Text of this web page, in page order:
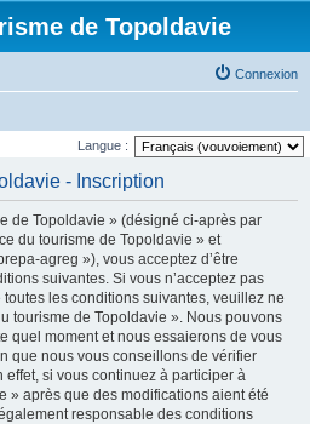
de Topoldavie
Connexion
Langue :
- Inscription
de Topoldavie » (désigné ci-après par
du tourisme de Topoldavie » et
agreg »), vous acceptez d’être
suivantes. Si vous n’acceptez pas
les conditions suivantes, veuillez ne
tourisme de Topoldavie ». Nous pouvons
quel moment et nous essaierons de vous
que nous vous conseillons de vérifier
si vous continuez à participer à
» après que des modifications aient été
responsable des conditions